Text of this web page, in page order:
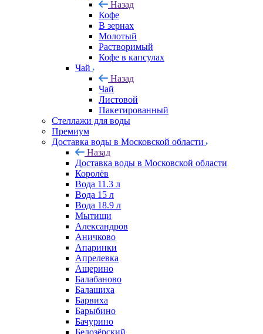
Назад
Кофе
В зернах
Молотый
Растворимый
Кофе в капсулах
Чай
Назад
Чай
Листовой
Пакетированный
Стеллажи для воды
Премиум
Доставка воды в Московской области
Назад
Доставка воды в Московской области
Королёв
Вода 11.3 л
Вода 15 л
Вода 18.9 л
Мытищи
Александров
Аничково
Апаринки
Апрелевка
Ащерино
Балабаново
Балашиха
Барвиха
Барыбино
Бачурино
Белозёрский